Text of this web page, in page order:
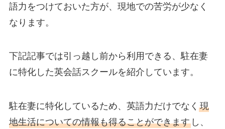
語力をつけておいた方が、現地での苦労が少なく
なります。
下記記事では引っ越し前から利用できる、駐在妻
に特化した英会話スクールを紹介しています。
駐在妻に特化しているため、英語力だけでなく 現
地生活についての情報も得ることができますし、